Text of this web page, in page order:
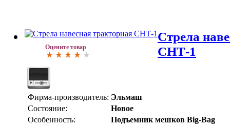
Оцените товар
Стрела
СНТ-1
Фирма-производитель: Эльмаш
Состояние:
Новое
Особенность:
Подъемник мешков Big-Bag